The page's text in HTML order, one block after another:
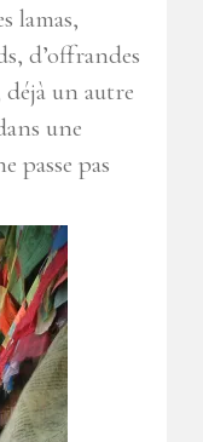
lamas,
d’offrandes
un autre
une
passe pas